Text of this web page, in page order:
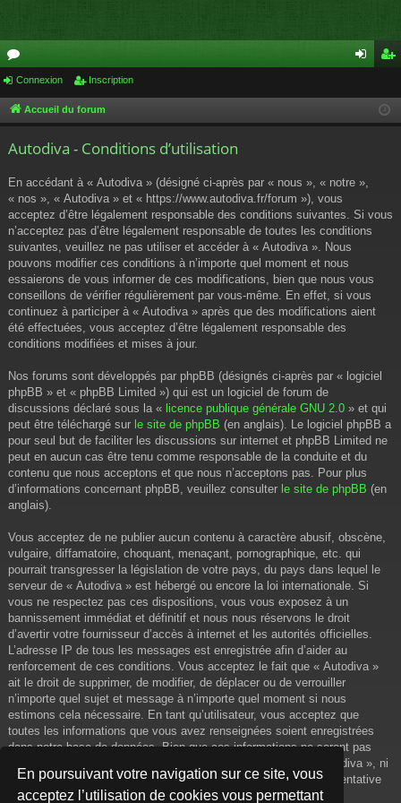
En poursuivant votre navigation sur ce site, vous
acceptez l’utilisation de cookies vous permettant
or
u cri
Connexion Inscription
Accueil du forum
Autodiva - Conditions d’utilisation
En accédant à « Autodiva » (désigné ci-après par « nous », « notre »,
« nos », « Autodiva » et « https://www.autodiva.fr/forum »), vous
acceptez d’être légalement responsable des conditions suivantes. Si vous
n’acceptez pas d’être légalement responsable de toutes les conditions
suivantes, veuillez ne pas utiliser et accéder à « Autodiva ». Nous
pouvons modifier ces conditions à n’importe quel moment et nous
essaierons de vous informer de ces modifications, bien que nous vous
conseillons de vérifier régulièrement par vous-même. En effet, si vous
continuez à participer à « Autodiva » après que des modifications aient
été effectuées, vous acceptez d’être légalement responsable des
conditions modifiées et mises à jour.
Nos forums sont développés par phpBB (désignés ci-après par « logiciel
phpBB » et « phpBB Limited ») qui est un logiciel de forum de
discussions déclaré sous la « licence publique générale GNU 2.0 » et qui
peut être téléchargé sur le site de phpBB (en anglais). Le logiciel phpBB a
pour seul but de faciliter les discussions sur internet et phpBB Limited ne
peut en aucun cas être tenu comme responsable de la conduite et du
contenu que nous acceptons et que nous n’acceptons pas. Pour plus
d’informations concernant phpBB, veuillez consulter le site de phpBB (en
anglais).
Vous acceptez de ne publier aucun contenu à caractère abusif, obscène,
vulgaire, diffamatoire, choquant, menaçant, pornographique, etc. qui
pourrait transgresser la législation de votre pays, du pays dans lequel le
serveur de « Autodiva » est hébergé ou encore la loi internationale. Si
vous ne respectez pas ces dispositions, vous vous exposez à un
bannissement immédiat et définitif et nous nous réservons le droit
d’avertir votre fournisseur d’accès à internet et les autorités officielles.
L’adresse IP de tous les messages est enregistrée afin d’aider au
renforcement de ces conditions. Vous acceptez le fait que « Autodiva »
ait le droit de supprimer, de modifier, de déplacer ou de verrouiller
n’importe quel sujet et message à n’importe quel moment si nous
estimons cela nécessaire. En tant qu’utilisateur, vous acceptez que
toutes les informations que vous avez renseignées soient enregistrées
dans notre base de données. Bien que ces informations ne seront pas
diffusées à une tierce partie sans votre consentement, ni « Autodiva », ni
phpBB, ne pourront être tenus comme responsables en cas de tentative
de piratage informatique visant à compromettre vos données.